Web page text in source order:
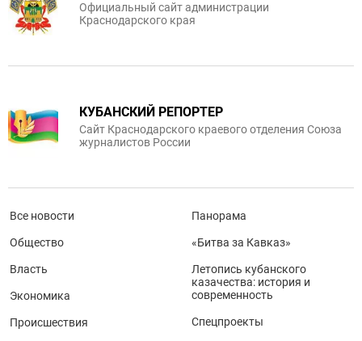
Официальный сайт администрации
Краснодарского края
КУБАНСКИЙ РЕПОРТЕР
Сайт Краснодарского краевого отделения Союза
журналистов России
Все новости
Общество
Власть
Экономика
Происшествия
Панорама
«Битва за Кавказ»
Летопись кубанского
казачества: история и
современность
Спецпроекты